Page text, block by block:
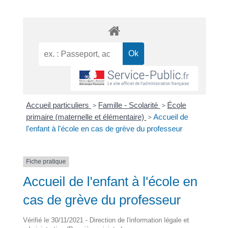
Accueil particuliers > Famille - Scolarité > École
primaire (maternelle et élémentaire) > Accueil de
l'enfant à l'école en cas de grève du professeur
Fiche pratique
Accueil de l'enfant à l'école en
cas de grève du professeur
Vérifié le 30/11/2021 - Direction de l'information légale et